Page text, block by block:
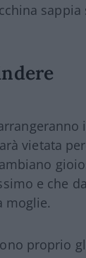
vietata
e che
moglie.
proprio